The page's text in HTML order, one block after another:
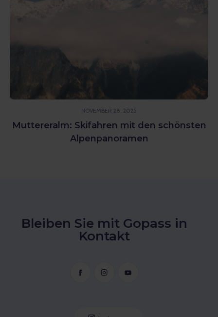
NOVEMBER 28, 2025
Muttereralm: Skifahren mit den schönsten
Alpenpanoramen
Bleiben Sie mit Gopass in
Kontakt